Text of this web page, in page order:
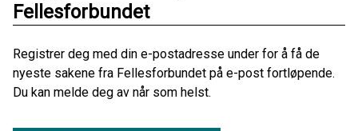
Fellesforbundet
Registrer deg med din e-postadresse under for å få de
nyeste sakene fra Fellesforbundet på e-post fortløpende.
Du kan melde deg av når som helst.